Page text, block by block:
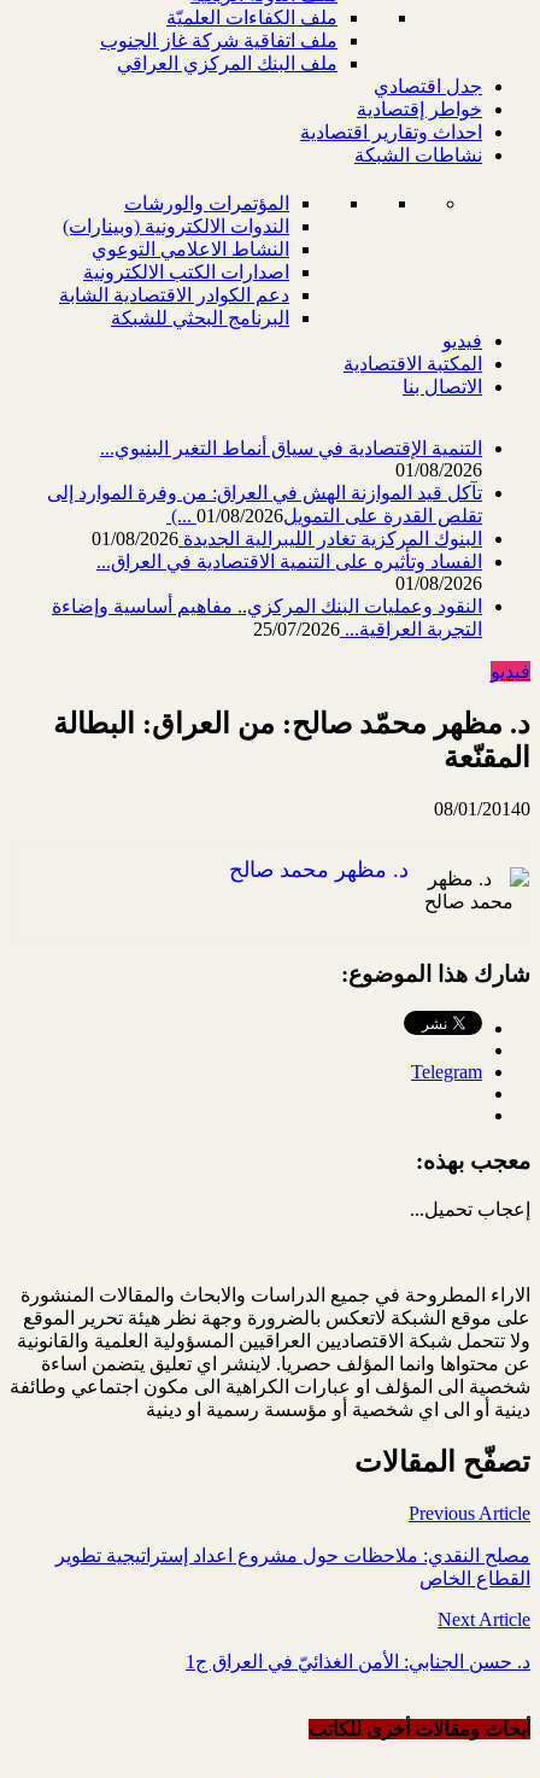
ملف الكفاءات العلميّة
ملف اتفاقية شركة غاز الجنوب
ملف البنك المركزي العراقي
جدل اقتصادي
خواطر إقتصادية
احداث وتقارير اقتصادية
نشاطات الشبكة
المؤتمرات والورشات
الندوات الالكترونية (وبينارات)
النشاط الاعلامي التوعوي
اصدارات الكتب الالكترونية
دعم الكوادر الاقتصادية الشابة
البرنامج البحثي للشبكة
فيديو
المكتبة الاقتصادية
الاتصال بنا
التنمية الإقتصادية في سياق أنماط التغير البنيوي...
01/08/2026
تآكل قيد الموازنة الهش في العراق: من وفرة الموارد إلى
تقلص القدرة على التمويل‎ (...01/08/2026
البنوك المركزية تغادر الليبرالية الجديدة 01/08/2026
الفساد وتأثيره على التنمية الاقتصادية في العراق...
01/08/2026
النقود وعمليات البنك المركزي.. مفاهيم أساسية وإضاءة
التجربة العراقية... 25/07/2026
فيديو
د. مظهر محمّد صالح: من العراق: البطالة
المقنّعة
08/01/20140
د. مظهر محمد صالح
شارك هذا الموضوع:
Telegram
معجب بهذه:
إعجاب تحميل...
الاراء المطروحة في جميع الدراسات والابحاث والمقالات المنشورة
على موقع الشبكة لاتعكس بالضرورة وجهة نظر هيئة تحرير الموقع
ولا تتحمل شبكة الاقتصاديين العراقيين المسؤولية العلمية والقانونية
عن محتواها وانما المؤلف حصريا. لاينشر اي تعليق يتضمن اساءة
شخصية الى المؤلف او عبارات الكراهية الى مكون اجتماعي وطائفة
دينية أو الى اي شخصية أو مؤسسة رسمية او دينية
تصفّح المقالات
Previous Article
مصلح النقدي: ملاحظات حول مشروع اعداد إستراتيجية تطوير
القطاع الخاص
Next Article
د. حسن الجنابي: الأمن الغذائيّ في العراق ج1
أبحاث ومقالات أخرى للکاتب